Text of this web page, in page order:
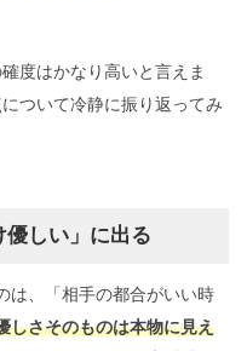
度はかなり高いと言えま
ついて冷静に振り返ってみ
しい」に出る
は、「相手の都合がいい時
しさそのものは本物に見え